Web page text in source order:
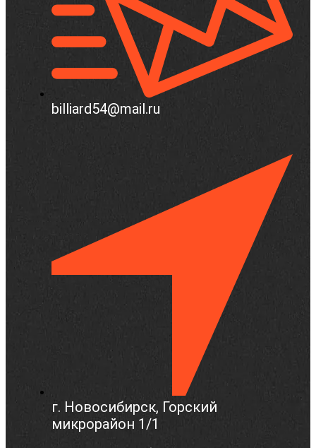
billiard54@mail.ru
г. Новосибирск, Горский
микрорайон 1/1